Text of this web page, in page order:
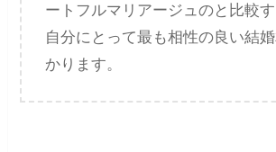
ートフルマリアージュのと比較す
自分にとって最も相性の良い結
かります。